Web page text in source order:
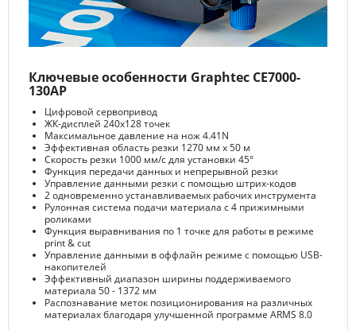
Ключевые особенности Graphtec CE7000-
130AP
Цифровой сервопривод
ЖК-дисплей 240x128 точек
Максимальное давление на нож 4.41N
Эффективная область резки 1270 мм x 50 м
Скорость резки 1000 мм/с для установки 45°
Функция передачи данных и непрерывной резки
Управление данными резки с помощью штрих-кодов
2 одновременно устанавливаемых рабочих инструмента
Рулонная система подачи материала с 4 прижимными
роликами
Функция выравнивания по 1 точке для работы в режиме
print & cut
Управление данными в оффлайн режиме с помощью USB-
накопителей
Эффективный диапазон ширины поддерживаемого
материала 50 - 1372 мм
Распознавание меток позиционирования на различных
материалах благодаря улучшенной программе ARMS 8.0